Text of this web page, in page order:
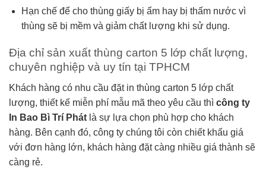
Hạn chế để cho thùng giấy bị ẩm hay bị thấm nước vì
thùng sẽ bị mềm và giảm chất lượng khi sử dụng.
Địa chỉ sản xuất thùng carton 5 lớp chất lượng,
chuyên nghiệp và uy tín tại TPHCM
Khách hàng có nhu cầu đặt in thùng carton 5 lớp chất
lượng, thiết kế miễn phí mẫu mã theo yêu cầu thì công ty
In Bao Bì Trí Phát là sự lựa chọn phù hợp cho khách
hàng. Bên cạnh đó, công ty chúng tôi còn chiết khấu giá
với đơn hàng lớn, khách hàng đặt càng nhiều giá thành sẽ
càng rẻ.